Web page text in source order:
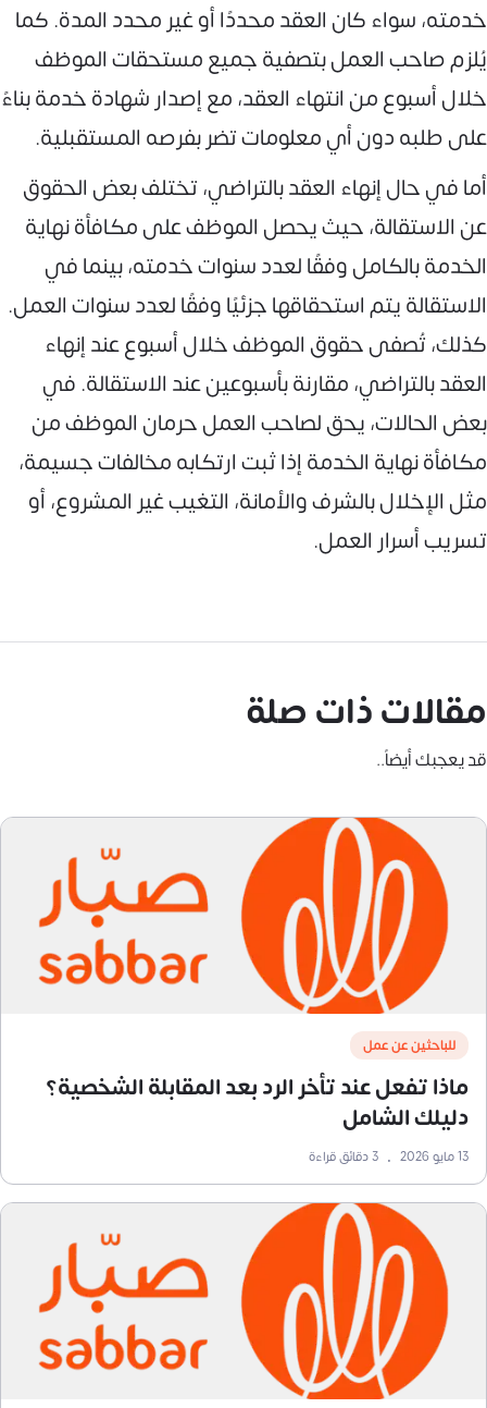
خدمته، سواء كان العقد محددًا أو غير محدد المدة. كما
يُلزم صاحب العمل بتصفية جميع مستحقات الموظف
خلال أسبوع من انتهاء العقد، مع إصدار شهادة خدمة بناءً
على طلبه دون أي معلومات تضر بفرصه المستقبلية.
أما في حال إنهاء العقد بالتراضي، تختلف بعض الحقوق
عن الاستقالة، حيث يحصل الموظف على مكافأة نهاية
الخدمة بالكامل وفقًا لعدد سنوات خدمته، بينما في
الاستقالة يتم استحقاقها جزئيًا وفقًا لعدد سنوات العمل.
كذلك، تُصفى حقوق الموظف خلال أسبوع عند إنهاء
العقد بالتراضي، مقارنة بأسبوعين عند الاستقالة. في
بعض الحالات، يحق لصاحب العمل حرمان الموظف من
مكافأة نهاية الخدمة إذا ثبت ارتكابه مخالفات جسيمة،
مثل الإخلال بالشرف والأمانة، التغيب غير المشروع، أو
تسريب أسرار العمل.
مقالات ذات صلة
قد يعجبك أيضاً..
للباحثين عن عمل
ماذا تفعل عند تأخر الرد بعد المقابلة الشخصية؟
دليلك الشامل
13 مايو 2026 •
3دقائق قراءة